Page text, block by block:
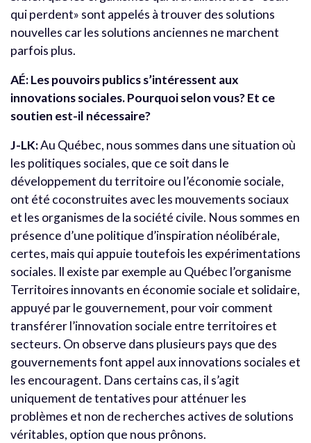
qui perdent» sont appelés à trouver des solutions
nouvelles car les solutions anciennes ne marchent
parfois plus.
AÉ: Les pouvoirs publics s’intéressent aux
innovations sociales. Pourquoi selon vous? Et ce
soutien est-il nécessaire?
J-LK:Au Québec, nous sommes dans une situation où
les politiques sociales, que ce soit dans le
développement du territoire ou l’économie sociale,
ont été coconstruites avec les mouvements sociaux
et les organismes de la société civile. Nous sommes en
présence d’une politique d’inspiration néolibérale,
certes, mais qui appuie toutefois les expérimentations
sociales. Il existe par exemple au Québec l’organisme
Territoires innovants en économie sociale et solidaire,
appuyé par le gouvernement, pour voir comment
transférer l’innovation sociale entre territoires et
secteurs. On observe dans plusieurs pays que des
gouvernements font appel aux innovations sociales et
les encouragent. Dans certains cas, il s’agit
uniquement de tentatives pour atténuer les
problèmes et non de recherches actives de solutions
véritables, option que nous prônons.